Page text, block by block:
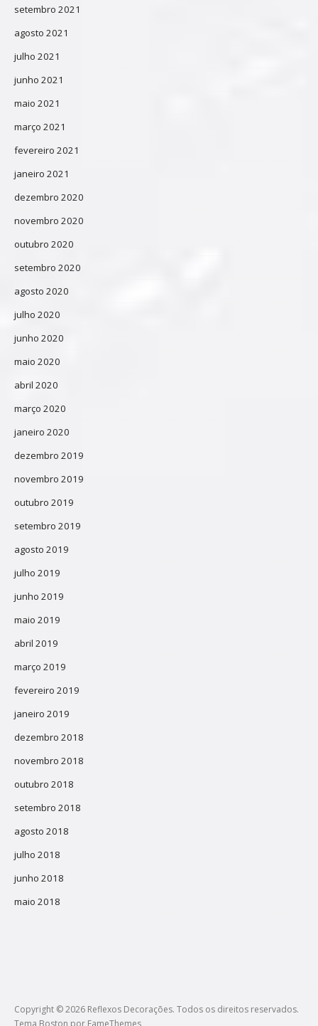
setembro 2021
agosto 2021
julho 2021
junho 2021
maio 2021
março 2021
fevereiro 2021
janeiro 2021
dezembro 2020
novembro 2020
outubro 2020
setembro 2020
agosto 2020
julho 2020
junho 2020
maio 2020
abril 2020
março 2020
janeiro 2020
dezembro 2019
novembro 2019
outubro 2019
setembro 2019
agosto 2019
julho 2019
junho 2019
maio 2019
abril 2019
março 2019
fevereiro 2019
janeiro 2019
dezembro 2018
novembro 2018
outubro 2018
setembro 2018
agosto 2018
julho 2018
junho 2018
maio 2018
Copyright © 2026 Reflexos Decorações. Todos os direitos reservados.
Tema Boston por FameThemes